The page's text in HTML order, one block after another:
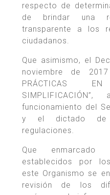
respecto de
de brindar una
transparente a los
ciudadanos.
Que asimismo, el
noviembre de
PRÁCTICAS
funcionamiento del
y el dictado de
regulaciones.
Que
establecidos por
este Organismo se
revisión de los